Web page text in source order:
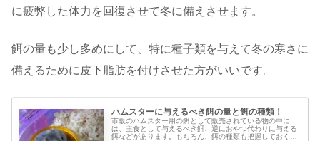
に疲弊した体力を回復させて冬に備えさせます。
餌の量も少し多めにして、特に種子類を与えて冬の寒さに
備えるために皮下脂肪を付けさせた方がいいです。
ハムスターに与えるべき餌の量と餌の種類！
市販のハムスター用の餌として販売されている物の中に
は、主食として与えるべき餌、逆におやつ代わりに与える
餌などがあります。もちろん、餌の種類も把握しておく必